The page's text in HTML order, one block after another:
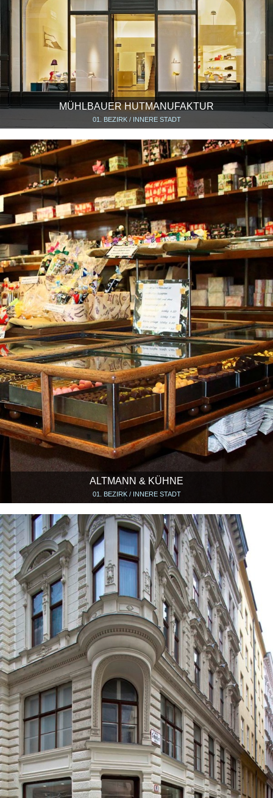
MÜHLBAUER HUTMANUFAKTUR
01. BEZIRK / INNERE STADT
ALTMANN & KÜHNE
01. BEZIRK / INNERE STADT